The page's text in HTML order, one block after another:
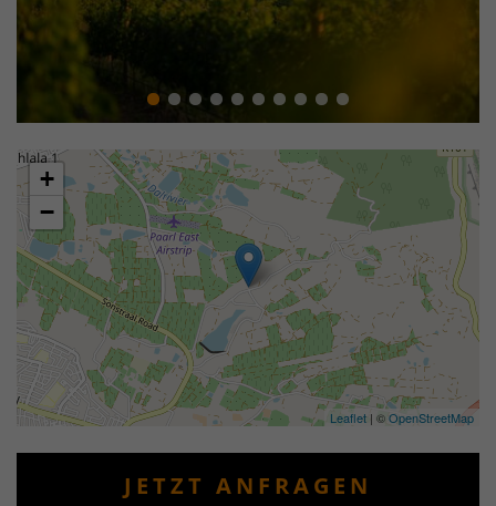
+
−
Leaflet | ©OpenStreetMap
JETZT ANFRAGEN